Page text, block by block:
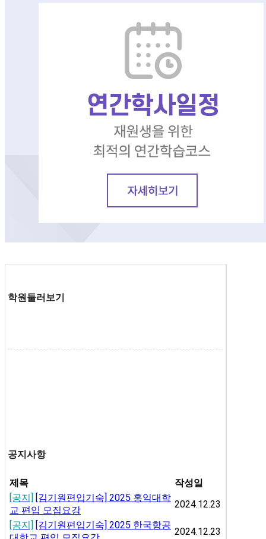
학원둘러보기
공지사항
제목
작성일
[공지] [김기원편입기숙] 2025 홍익대학
교 편입 모집요강
2024.12.23
[공지] [김기원편입기숙] 2025 한국항공
2024.12.23